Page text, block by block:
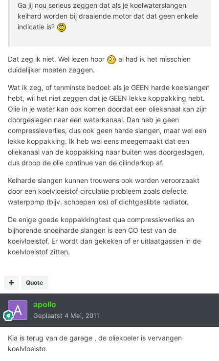
Ga jij nou serieus zeggen dat als je koelwaterslangen
keihard worden bij draaiende motor dat dat geen enkele
indicatie is?
Dat zeg ik niet. Wel lezen hoor
al had ik het misschien
duidelijker moeten zeggen.
Wat ik zeg, of tenminste bedoel: als je GEEN harde koelslangen
hebt, wil het niet zeggen dat je GEEN lekke koppakking hebt.
Olie in je water kan ook komen doordat een oliekanaal kan zijn
doorgeslagen naar een waterkanaal. Dan heb je geen
compressieverlies, dus ook geen harde slangen, maar wel een
lekke koppakking. Ik heb wel eens meegemaakt dat een
oliekanaal van de koppakking naar buiten was doorgeslagen,
dus droop de olie continue van de cilinderkop af.
Keiharde slangen kunnen trouwens ook worden veroorzaakt
door een koelvloeistof circulatie probleem zoals defecte
waterpomp (bijv. schoepen los) of dichtgeslibte radiator.
De enige goede koppakkingtest qua compressieverlies en
bijhorende snoeiharde slangen is een CO test van de
koeivloeistof. Er wordt dan gekeken of er uitlaatgassen in de
koelvloeistof zitten.
Quote
apollo
Geplaatst 4 Mei, 2011
Kia is terug van de garage , de oliekoeler is vervangen
koelvloeisto.